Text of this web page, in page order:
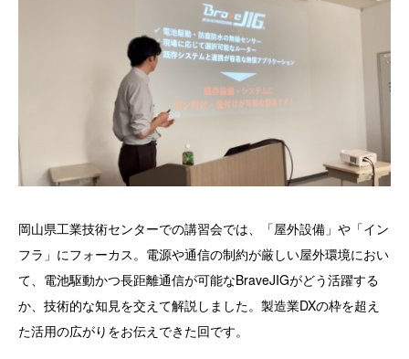
岡山県工業技術センターでの講習会では、「屋外設備」や「イン
フラ」にフォーカス。電源や通信の制約が厳しい屋外環境におい
て、電池駆動かつ長距離通信が可能なBraveJIGがどう活躍する
か、技術的な知見を交えて解説しました。製造業DXの枠を超え
た活用の広がりをお伝えできた回です。